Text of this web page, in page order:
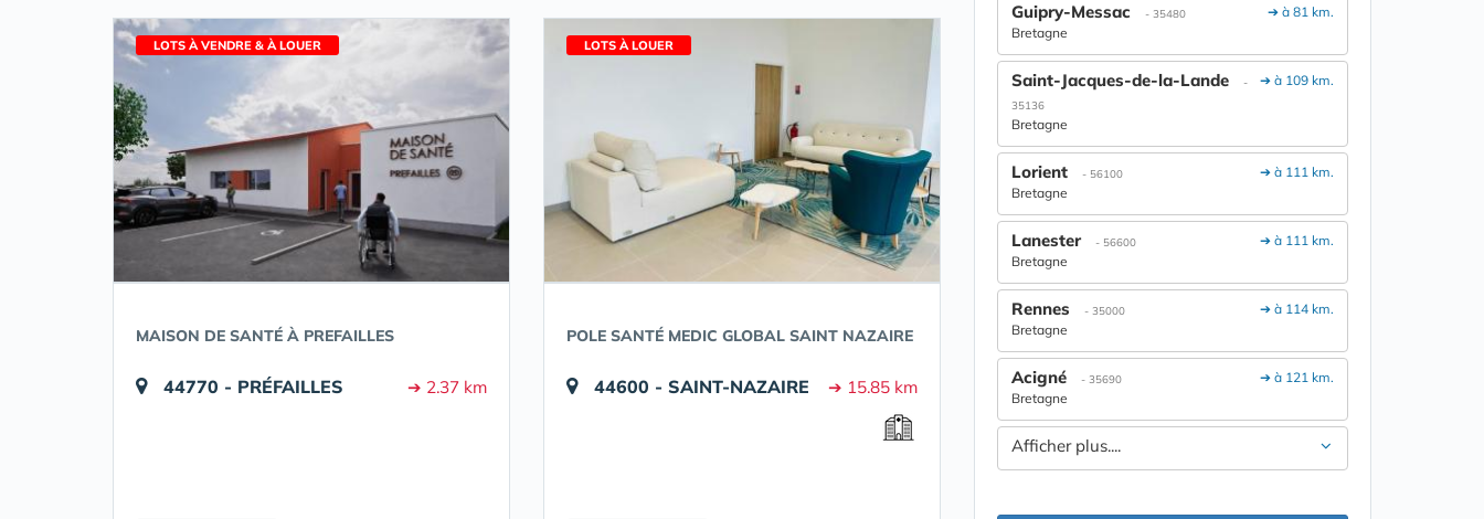
LOTS À VENDRE & À LOUER
MAISON DE SANTÉ À PREFAILLES
44770 - PRÉFAILLES ➔ 2.37 km
LOTS À LOUER
POLE SANTÉ MEDIC GLOBAL SAINT NAZAIRE
44600 - SAINT-NAZAIRE ➔ 15.85 km
➔ à 81 km.
Guipry-Messac - 35480
Bretagne
➔ à 109 km.
Saint-Jacques-de-la-Lande
-
35136
Bretagne
➔ à 111 km.
Lorient - 56100
Bretagne
➔ à 111 km.
Lanester - 56600
Bretagne
➔ à 114 km.
Rennes - 35000
Bretagne
➔ à 121 km.
Acigné - 35690
Bretagne
Afficher plus....